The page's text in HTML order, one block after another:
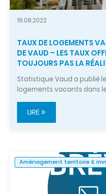
16.08.2022
TAUX DE LOGEMENTS
DE VAUD – LES TAUX
TOUJOURS PAS LA
Statistique Vaud a publié
logements vacants dans
LIRE
Aménagement territoire &